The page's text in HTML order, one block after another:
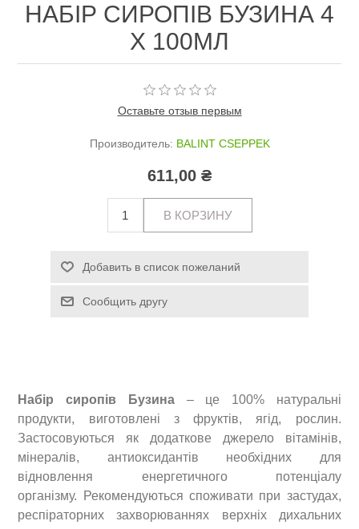
НАБІР СИРОПІВ БУЗИНА 4
Х 100МЛ
Оставьте отзыв первым
Производитель: BALINT CSEPPEK
611,00 ₴
Набір сиропів Бузина – це 100% натуральні
продукти, виготовлені з фруктів, ягід, рослин.
Застосовуються як додаткове джерело вітамінів,
мінералів, антиоксидантів необхідних для
відновлення енергетичного потенціалу
організму.
Рекомендуються споживати при застудах,
респіраторних захворюваннях верхніх дихальних